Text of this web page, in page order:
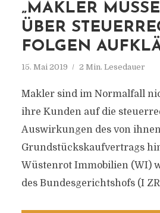
„MAKLER
ÜBER
FOLGEN
15. Mai 2019 2 Min. Lesedauer
Makler sind im Normalfall
ihre Kunden auf die
Auswirkungen des von
Grundstückskaufvertrags
Wüstenrot Immobilien (WI)
des Bundesgerichtshofs (I